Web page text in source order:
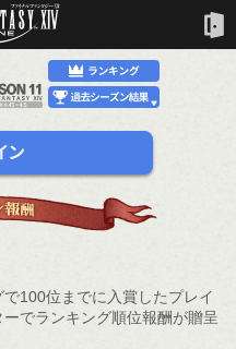
100位までに入賞したプレイ
でランキング順位報酬が贈呈